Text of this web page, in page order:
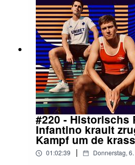
#220 - Historischs
Infantino krault
Kampf um de
01:02:39 | Donnerstag,